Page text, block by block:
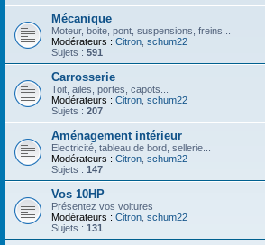
Mécanique
Moteur, boite, pont, suspensions, freins...
Modérateurs : Citron schum22
Sujets : 591
Carrosserie
Toit, ailes, portes, capots...
Modérateurs : Citron schum22
Sujets : 207
Aménagement intérieur
Electricité, tableau de bord, sellerie...
Modérateurs : Citron schum22
Sujets : 147
Vos 10HP
Présentez vos voitures
Modérateurs : Citron schum22
Sujets : 131